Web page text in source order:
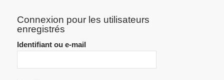
Connexion pour les utilisateurs
enregistrés
Identifiant ou e-mail